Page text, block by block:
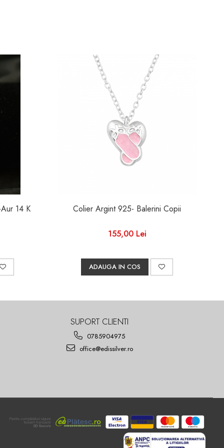
14 K Colier Argint 925- Balerini Copii
155,00 Lei
ADAUGA IN COS
SUPORT CLIENTI
0785904975
office@edissilver.ro